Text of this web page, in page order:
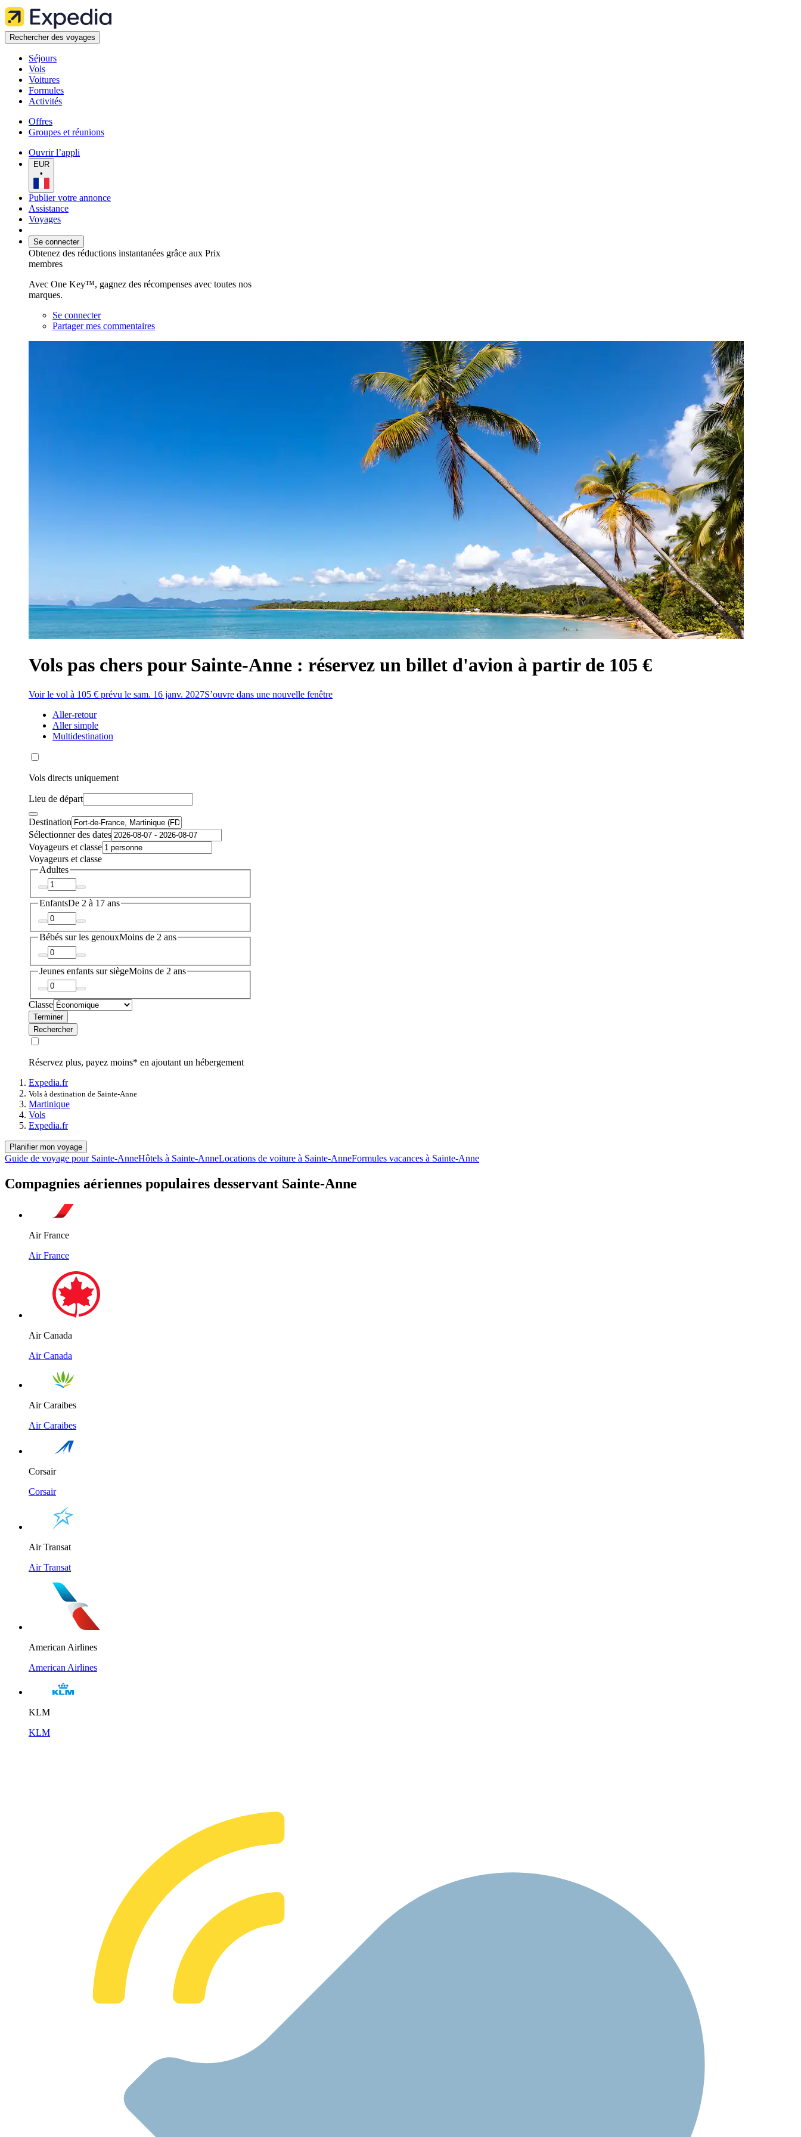
Rechercher des voyages
Séjours
Vols
Voitures
Formules
Activités
Offres
Groupes et réunions
Ouvrir l’appli
EUR
•
Publier votre annonce
Assistance
Voyages
Se connecter
Obtenez des réductions instantanées grâce aux Prix
membres
Avec One Key™, gagnez des récompenses avec toutes nos
marques.
Se connecter
Partager mes commentaires
Vols pas chers pour Sainte-Anne : réservez un billet d'avion à partir de 105 €
Voir le vol à 105 € prévu le sam. 16 janv. 2027S’ouvre dans une nouvelle fenêtre
Aller-retour
Aller simple
Multidestination
Vols directs uniquement
Lieu de départ
Destination
Sélectionner des dates
Voyageurs et classe
Voyageurs et classe
Adultes
EnfantsDe 2 à 17 ans
Bébés sur les genouxMoins de 2 ans
Jeunes enfants sur siègeMoins de 2 ans
Classe
Terminer
Rechercher
Réservez plus, payez moins* en ajoutant un hébergement
Expedia.fr
Vols à destination de Sainte-Anne
Martinique
Vols
Expedia.fr
Planifier mon voyage
Guide de voyage pour Sainte-AnneHôtels à Sainte-AnneLocations de voiture à Sainte-AnneFormules vacances à Sainte-Anne
Compagnies aériennes populaires desservant Sainte-Anne
Air France
Air France
Air Canada
Air Canada
Air Caraibes
Air Caraibes
Corsair
Corsair
Air Transat
Air Transat
American Airlines
American Airlines
KLM
KLM